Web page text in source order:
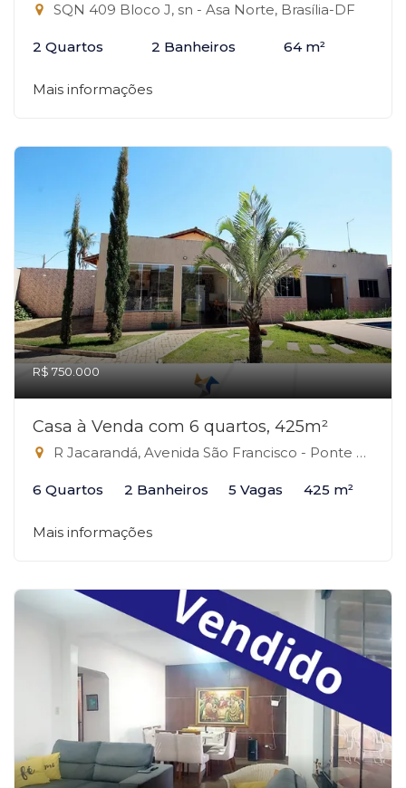
SQN 409 Bloco J, sn - Asa Norte, Brasília-DF
2 Quartos 2 Banheiros 64 m²
Mais informações
R$ 750.000
Casa à Venda com 6 quartos, 425m²
R Jacarandá, Avenida São Francisco - Ponte alta, s/n - Ponte Alta Norte, Gama-DF
6 Quartos 2 Banheiros 5 Vagas 425 m²
Mais informações